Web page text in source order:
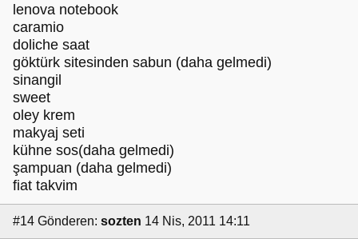
lenova notebook
caramio
doliche saat
göktürk sitesinden sabun (daha gelmedi)
sinangil
sweet
oley krem
makyaj seti
kühne sos(daha gelmedi)
şampuan (daha gelmedi)
fiat takvim
#14 Gönderen: sozten 14 Nis, 2011 14:11